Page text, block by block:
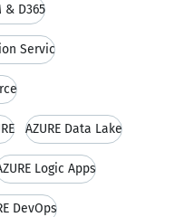
& D365
Servic
AZURE Data Lake
Logic Apps
DevOps